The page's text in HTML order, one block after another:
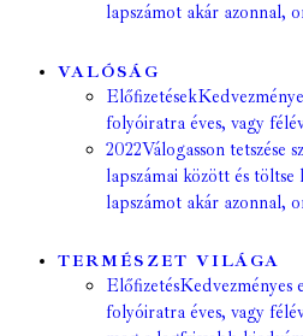
lapszámot akár azonnal,
VALÓSÁG
Előfizetések
folyóiratra éves, vagy
2022Válogasson tetszése
lapszámai között és
lapszámot akár azonnal,
TERMÉSZET VILÁGA
ElőfizetésKedvezményes
folyóiratra éves, vagy